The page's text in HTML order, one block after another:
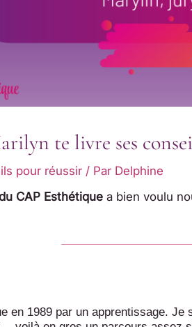
te livre ses
pour réussir / Par Delphine
CAP Esthétique a bien voulu
en 1989 par un apprentissage.